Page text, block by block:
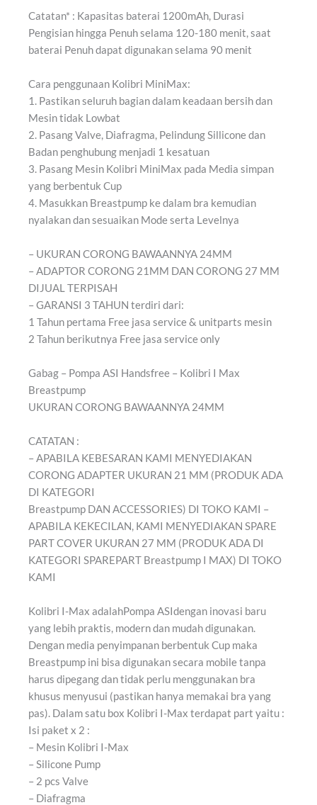
Catatan* : Kapasitas baterai 1200mAh, Durasi
Pengisian hingga Penuh selama 120-180 menit, saat
baterai Penuh dapat digunakan selama 90 menit
Cara penggunaan Kolibri MiniMax:
1. Pastikan seluruh bagian dalam keadaan bersih dan
Mesin tidak Lowbat
2. Pasang Valve, Diafragma, Pelindung Sillicone dan
Badan penghubung menjadi 1 kesatuan
3. Pasang Mesin Kolibri MiniMax pada Media simpan
yang berbentuk Cup
4. Masukkan Breastpump ke dalam bra kemudian
nyalakan dan sesuaikan Mode serta Levelnya
– UKURAN CORONG BAWAANNYA 24MM
– ADAPTOR CORONG 21MM DAN CORONG 27 MM
DIJUAL TERPISAH
– GARANSI 3 TAHUN terdiri dari:
1 Tahun pertama Free jasa service & unitparts mesin
2 Tahun berikutnya Free jasa service only
Gabag – Pompa ASI Handsfree – Kolibri I Max
Breastpump
UKURAN CORONG BAWAANNYA 24MM
CATATAN :
– APABILA KEBESARAN KAMI MENYEDIAKAN
CORONG ADAPTER UKURAN 21 MM (PRODUK ADA
DI KATEGORI
Breastpump DAN ACCESSORIES) DI TOKO KAMI –
APABILA KEKECILAN, KAMI MENYEDIAKAN SPARE
PART COVER UKURAN 27 MM (PRODUK ADA DI
KATEGORI SPAREPART Breastpump I MAX) DI TOKO
KAMI
Kolibri I-Max adalahPompa ASIdengan inovasi baru
yang lebih praktis, modern dan mudah digunakan.
Dengan media penyimpanan berbentuk Cup maka
Breastpump ini bisa digunakan secara mobile tanpa
harus dipegang dan tidak perlu menggunakan bra
khusus menyusui (pastikan hanya memakai bra yang
pas). Dalam satu box Kolibri I-Max terdapat part yaitu :
Isi paket x 2 :
– Mesin Kolibri I-Max
– Silicone Pump
– 2 pcs Valve
– Diafragma